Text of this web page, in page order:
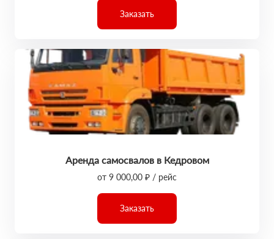
Заказать
Аренда самосвалов в Кедровом
от 9 000,00 ₽ / рейс
Заказать